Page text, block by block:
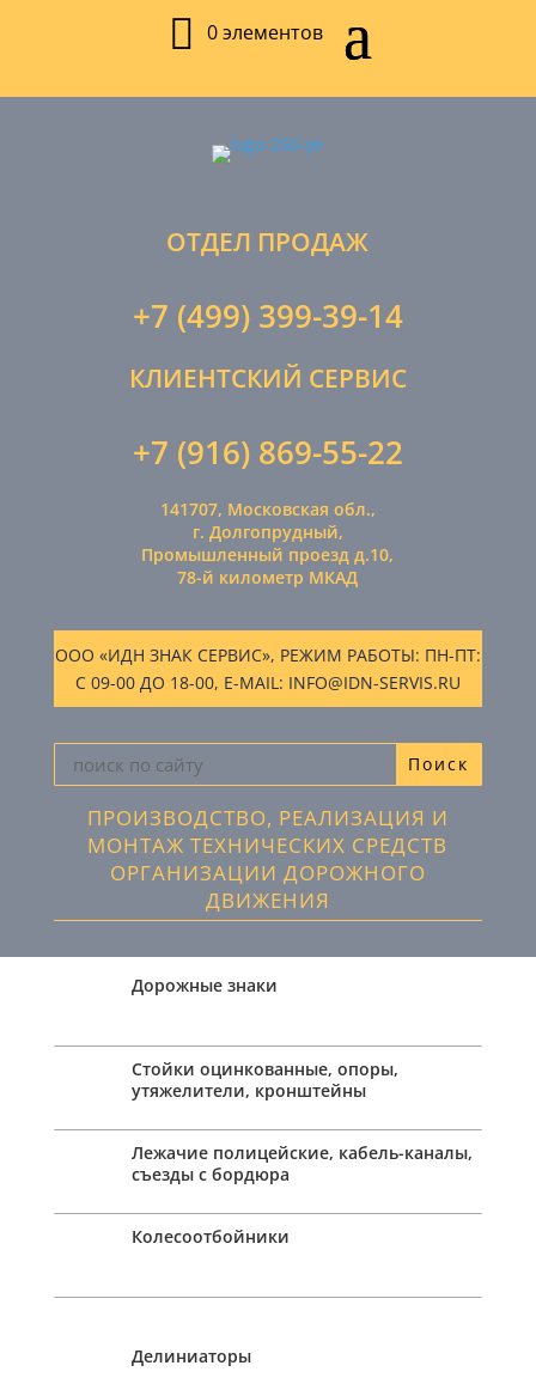
0 элементов
ОТДЕЛ ПРОДАЖ
+7 (499) 399-39-14
КЛИЕНТСКИЙ СЕРВИС
+7 (916) 869-55-22
141707, Московская обл.,
г. Долгопрудный,
Промышленный проезд д.10,
78-й километр МКАД
ООО «ИДН ЗНАК СЕРВИС», РЕЖИМ РАБОТЫ: ПН-ПТ:
С 09-00 ДО 18-00, E-MAIL: INFO@IDN-SERVIS.RU
ПРОИЗВОДСТВО, РЕАЛИЗАЦИЯ И
МОНТАЖ ТЕХНИЧЕСКИХ СРЕДСТВ
ОРГАНИЗАЦИИ ДОРОЖНОГО
ДВИЖЕНИЯ
Дорожные знаки
Стойки оцинкованные, опоры,
утяжелители, кронштейны
Лежачие полицейские, кабель-каналы,
съезды с бордюра
Колесоотбойники
Делиниаторы